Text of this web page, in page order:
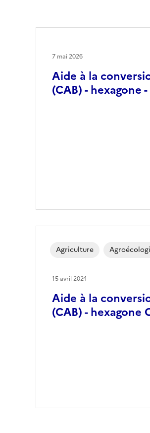
Aide à la
(CAB) - hexagone
7 mai 2026
Aide à la
(CAB) - hexagone
Agriculture
15 avril 2024